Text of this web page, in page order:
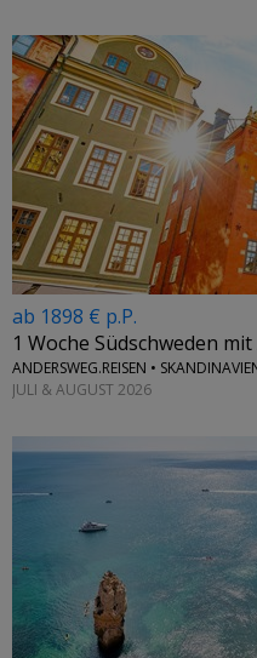
ab 1898 € p.P.
1 Woche Südschweden
ANDERSWEG.REISEN •
JULI & AUGUST 2026